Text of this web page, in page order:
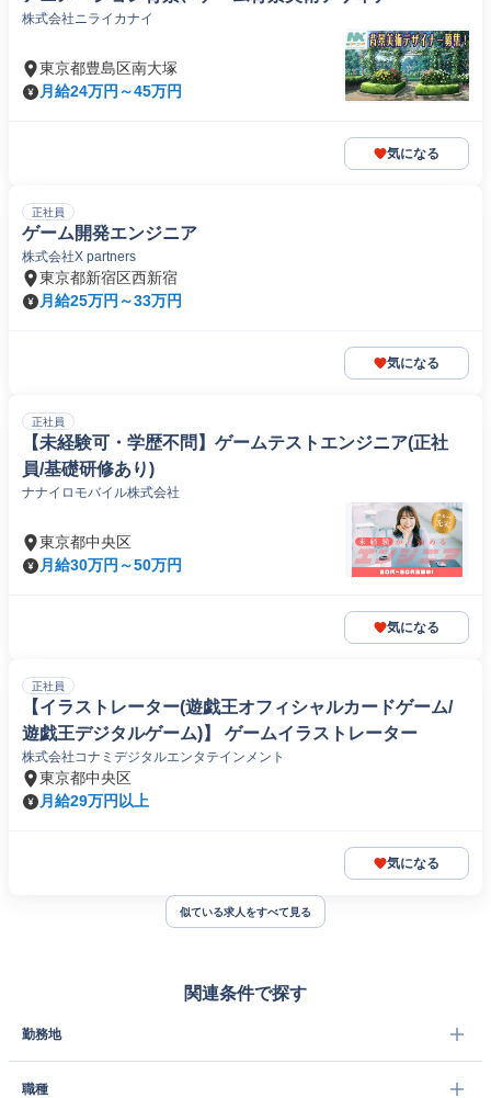
株式会社ニライカナイ
東京都豊島区南大塚
月給24万円～45万円
気になる
正社員
ゲーム開発エンジニア
株式会社X partners
東京都新宿区西新宿
月給25万円～33万円
気になる
正社員
【未経験可・学歴不問】ゲームテストエンジニア(正社
員/基礎研修あり)
ナナイロモバイル株式会社
東京都中央区
月給30万円～50万円
気になる
正社員
【イラストレーター(遊戯王オフィシャルカードゲーム/
遊戯王デジタルゲーム)】 ゲームイラストレーター
株式会社コナミデジタルエンタテインメント
東京都中央区
月給29万円以上
気になる
似ている求人をすべて見る
関連条件で探す
勤務地
職種